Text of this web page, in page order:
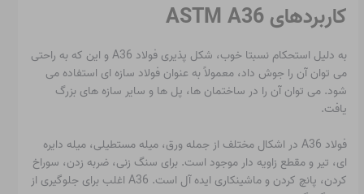
کاربردهای ASTM A36
به دلیل استحکام نسبتا خوب، شکل پذیری فولاد A36 و این که به راحتی
می توان آن را جوش داد، معمولاً به عنوان فولاد سازه ای استفاده می
شود. می توان آن را در ساختمان ها، پل ها و سایر سازه های بزرگ
یافت.
فولاد A36 در اشکال مختلف از جمله ورق، میله مستطیلی، میله دایره
ای، تیر و مقطع زاویه دار موجود است. برای سنگ زنی، ضربه زدن، سوراخ
کردن، پانچ کردن و ماشینکاری ایده آل است. A36 اغلب برای جلوگیری از